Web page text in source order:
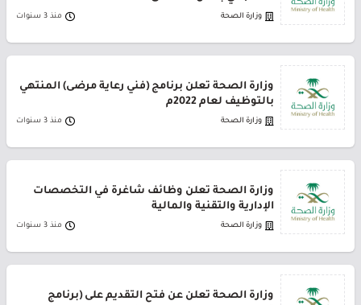
وزارة الصحة منذ 3 سنوات
وزارة الصحة تعلن برنامج (فني رعاية مرضى) المنتهي
بالتوظيف لعام 2022م
وزارة الصحة منذ 3 سنوات
وزارة الصحة تعلن وظائف شاغرة في التخصصات
الإدارية والتقنية والمالية
وزارة الصحة منذ 3 سنوات
وزارة الصحة تعلن عن فتح التقديم على (برنامج